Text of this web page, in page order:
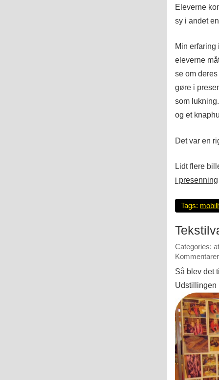
Eleverne
sy i andet
Min
eleverne
se om
gøre i
som
og et
Det var en
Lidt flere
i presenning
Tags:
Categories:
Så blev det
Udstillingen